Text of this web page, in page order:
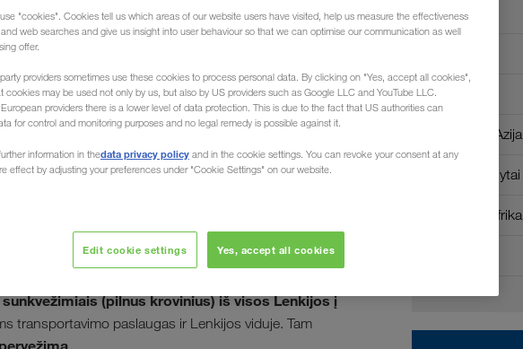
Lenkijoje (Ekspedicija)
sunkvežimiais iš / į
krovinius. Ar tai būtų Krokuvoje, Gdanske, Ščecine,
Ekspedicija LKW WALTER, Jūsų transportavimo
(pilnus krovinius) iš visos Lenkijos į
transportavimo paslaugas ir Lenkijos viduje. Tam
Europa
Centrinė Azija
Artimieji Rytai
Šiaurės Afrika
"cookies". Cookies tell us which areas of our website users have visited, help us measure the effectiveness
web searches and give us insight into user behaviour so that we can optimise our communication as well
offer.
providers sometimes use these cookies to process personal data. By clicking on "Yes, accept all cookies",
cookies may be used not only by us, but also by US providers such as Google LLC and YouTube LLC.
providers there is a lower level of data protection. This is due to the fact that US authorities can
for control and monitoring purposes and no legal remedy is possible against it.
information in thedata privacy policy and in the cookie settings. You can revoke your consent at any
effect by adjusting your preferences under "Cookie Settings" on our website.
Edit cookie settings Yes, accept all cookies